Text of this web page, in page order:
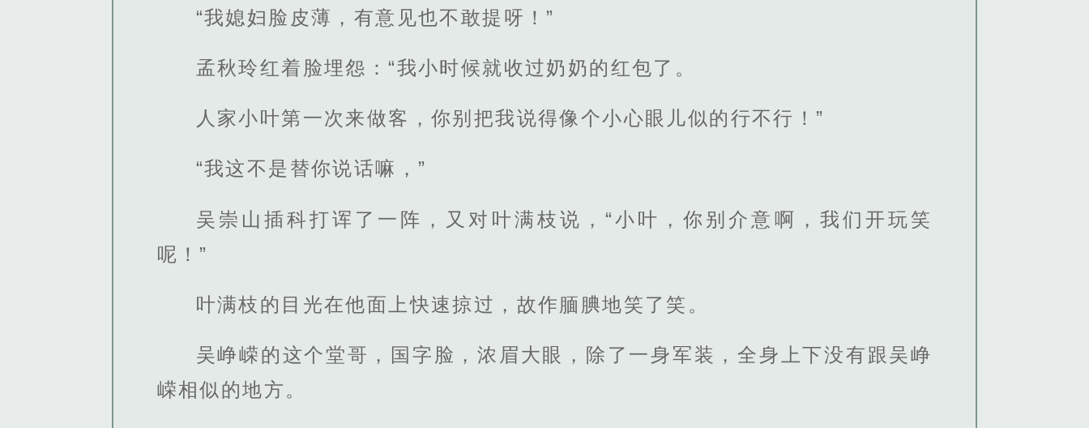
“我媳妇脸皮薄，有意见也不敢提呀！”
孟秋玲红着脸埋怨：“我小时候就收过奶奶的红包了。
人家小叶第一次来做客，你别把我说得像个小心眼儿似的行不行！”
“我这不是替你说话嘛，”
吴崇山插科打诨了一阵，又对叶满枝说，“小叶，你别介意啊，我们开玩笑
呢！”
叶满枝的目光在他面上快速掠过，故作腼腆地笑了笑。
吴峥嵘的这个堂哥，国字脸，浓眉大眼，除了一身军装，全身上下没有跟吴峥
嵘相似的地方。